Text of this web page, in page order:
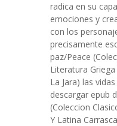
radica en su
emociones y
con los
precisamente
paz/Peace
Literatura
La Jara) las
descargar epub
(Coleccion
Y Latina